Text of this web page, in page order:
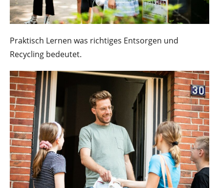
Praktisch Lernen was richtiges Entsorgen und
Recycling bedeutet.